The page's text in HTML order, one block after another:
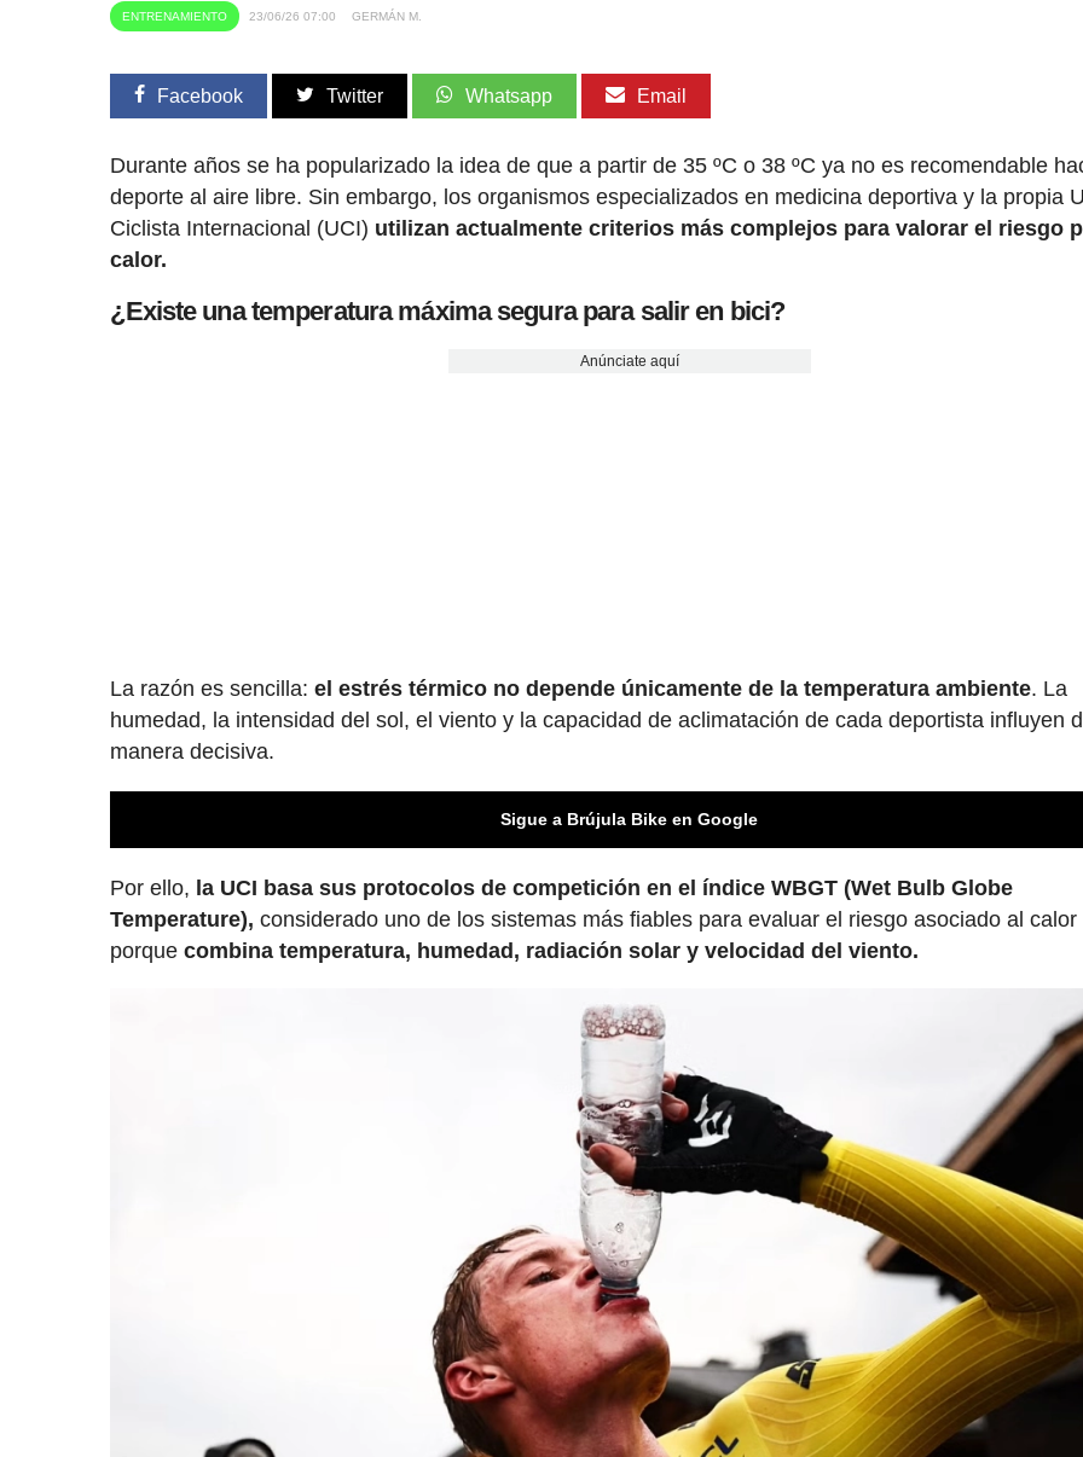
ENTRENAMIENTO 23/06/26 07:00 GERMÁN M.
Facebook Twitter Whatsapp Email
Durante años se ha popularizado la idea de que a partir de 35 ºC o 38 ºC ya no es recomendable
deporte al aire libre. Sin embargo, los organismos especializados en medicina deportiva y la propia
Ciclista Internacional (UCI) utilizan actualmente criterios más complejos para valorar el riesgo
calor.
¿Existe una temperatura máxima segura para salir en bici?
Anúnciate aquí
La razón es sencilla:el estrés térmico no depende únicamente de la temperatura ambiente. La
humedad, la intensidad del sol, el viento y la capacidad de aclimatación de cada deportista influyen
manera decisiva.
Sigue a Brújula Bike en Google
Por ello, la UCI basa sus protocolos de competición en el índice WBGT (Wet Bulb Globe
Temperature),considerado uno de los sistemas más fiables para evaluar el riesgo asociado al calor
porquecombina temperatura, humedad, radiación solar y velocidad del viento.